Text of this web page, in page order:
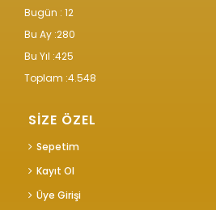
Bugün : 12
Bu Ay :280
Bu Yıl :425
Toplam :4.548
SİZE ÖZEL
Sepetim
Kayıt Ol
Üye Girişi